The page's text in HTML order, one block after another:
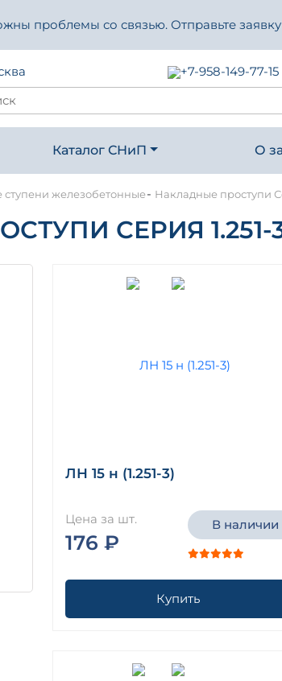
проблемы со связью. Отправьте
+7-958-149-77-15
Каталог СНиП О
ступени железобетонные- Накладные проступи
СЕРИЯ 1.251-
ЛН 15 н (1.251-3)
Цена за шт.
176 ₽
В наличии
Купить